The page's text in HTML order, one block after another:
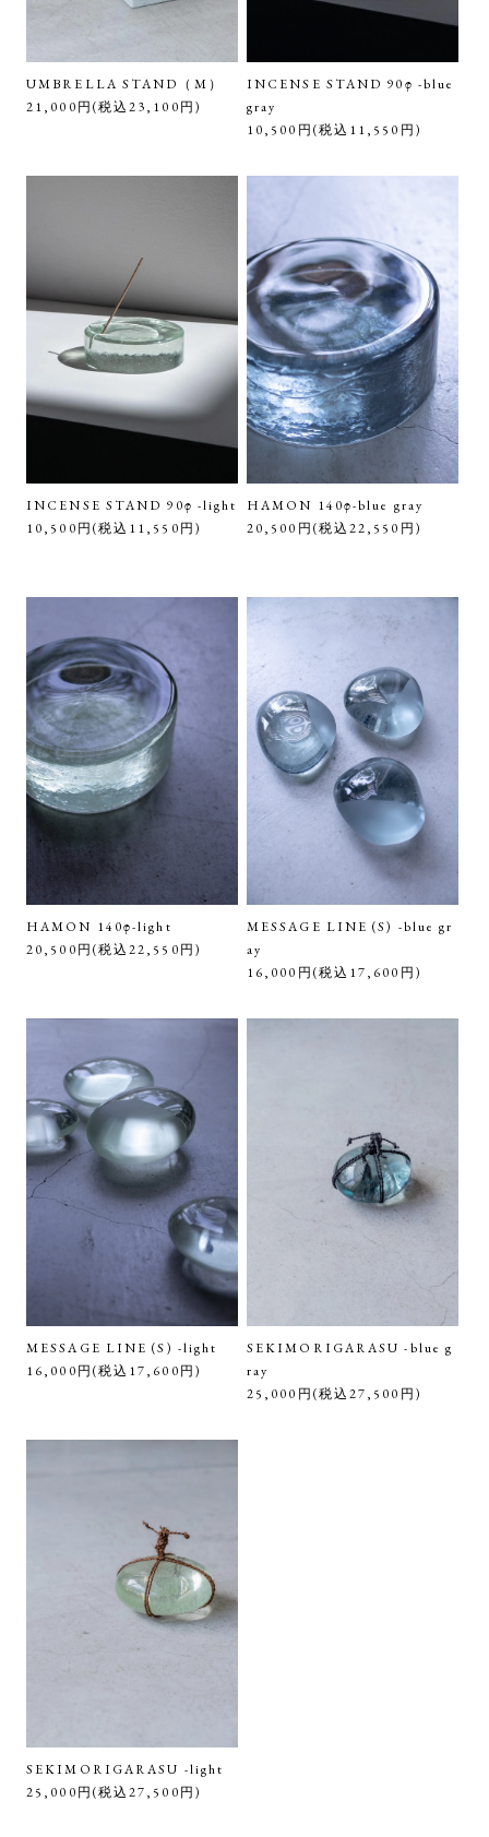
UMBRELLA STAND（M）
21,000円(税込23,100円)
INCENSE STAND 90φ -blue
gray
10,500円(税込11,550円)
INCENSE STAND 90φ -light
10,500円(税込11,550円)
HAMON 140φ-blue gray
20,500円(税込22,550円)
HAMON 140φ-light
20,500円(税込22,550円)
MESSAGE LINE (S) -blue gr
ay
16,000円(税込17,600円)
MESSAGE LINE (S) -light
16,000円(税込17,600円)
SEKIMORIGARASU -blue g
ray
25,000円(税込27,500円)
SEKIMORIGARASU -light
25,000円(税込27,500円)